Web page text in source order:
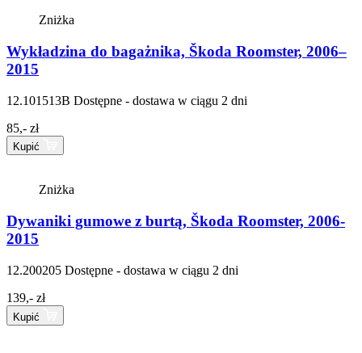
Zniżka
Wykładzina do bagażnika, Škoda Roomster, 2006–
2015
12.101513B Dostępne - dostawa w ciągu 2 dni
85,- zł
Kupić
Zniżka
Dywaniki gumowe z burtą, Škoda Roomster, 2006-
2015
12.200205 Dostępne - dostawa w ciągu 2 dni
139,- zł
Kupić